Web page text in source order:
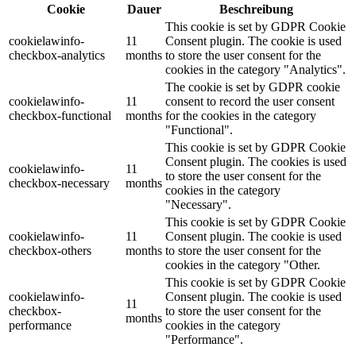
Cookie
Dauer Beschreibung
cookielawinfo-
checkbox-analytics
11
months
This cookie is set by GDPR Cookie
Consent plugin. The cookie is used
to store the user consent for the
cookies in the category "Analytics".
cookielawinfo-
checkbox-functional
11
months
The cookie is set by GDPR cookie
consent to record the user consent
for the cookies in the category
"Functional".
cookielawinfo-
checkbox-necessary
11
months
This cookie is set by GDPR Cookie
Consent plugin. The cookies is used
to store the user consent for the
cookies in the category
"Necessary".
cookielawinfo-
checkbox-others
11
months
This cookie is set by GDPR Cookie
Consent plugin. The cookie is used
to store the user consent for the
cookies in the category "Other.
cookielawinfo-
checkbox-
performance
11
months
This cookie is set by GDPR Cookie
Consent plugin. The cookie is used
to store the user consent for the
cookies in the category
"Performance".